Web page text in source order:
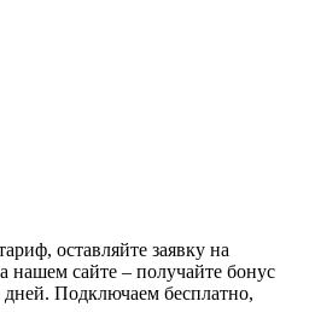
оставляйте заявку на
нашем сайте – получайте бонус
Подключаем бесплатно,